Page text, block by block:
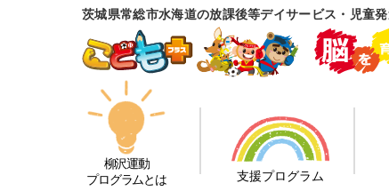
茨城県常総市水海道の放課後等デイサービス・児童
柳沢運動
プログラムとは
支援プログラム